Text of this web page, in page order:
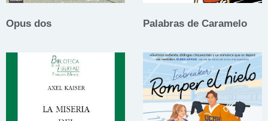
Opus dos Palabras de Caramelo